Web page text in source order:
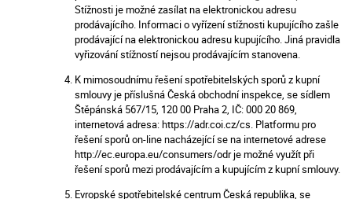
Stížnosti je možné zasílat na elektronickou adresu
prodávajícího. Informaci o vyřízení stížnosti kupujícího zašle
prodávající na elektronickou adresu kupujícího. Jiná pravidla
vyřizování stížností nejsou prodávajícím stanovena.
K mimosoudnímu řešení spotřebitelských sporů z kupní
smlouvy je příslušná Česká obchodní inspekce, se sídlem
Štěpánská 567/15, 120 00 Praha 2, IČ: 000 20 869,
internetová adresa: https://adr.coi.cz/cs. Platformu pro
řešení sporů on-line nacházející se na internetové adrese
http://ec.europa.eu/consumers/odr je možné využít při
řešení sporů mezi prodávajícím a kupujícím z kupní smlouvy.
Evropské spotřebitelské centrum Česká republika, se